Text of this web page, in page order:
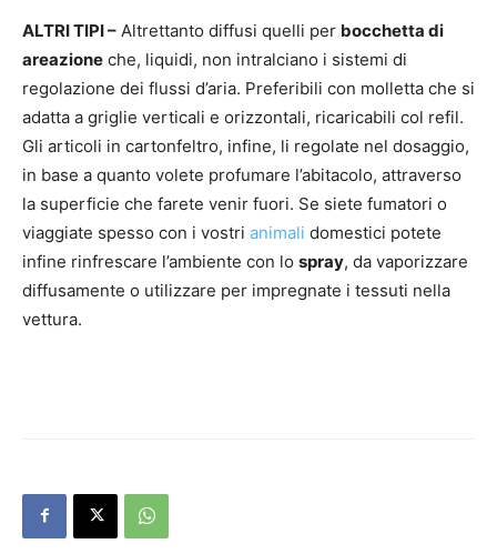
ALTRI TIPI – Altrettanto diffusi quelli per bocchetta di
areazione che, liquidi, non intralciano i sistemi di
regolazione dei flussi d’aria. Preferibili con molletta che si
adatta a griglie verticali e orizzontali, ricaricabili col refil.
Gli articoli in cartonfeltro, infine, li regolate nel dosaggio,
in base a quanto volete profumare l’abitacolo, attraverso
la superficie che farete venir fuori. Se siete fumatori o
viaggiate spesso con i vostri animali domestici potete
infine rinfrescare l’ambiente con lo spray, da vaporizzare
diffusamente o utilizzare per impregnate i tessuti nella
vettura.